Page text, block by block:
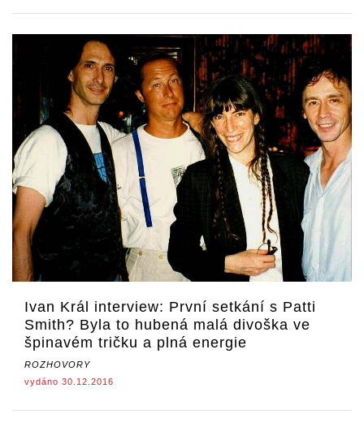
Ivan Král interview: První setkání s Patti
Smith? Byla to hubená malá divoška ve
špinavém tričku a plná energie
ROZHOVORY
vydáno 30.12.2016